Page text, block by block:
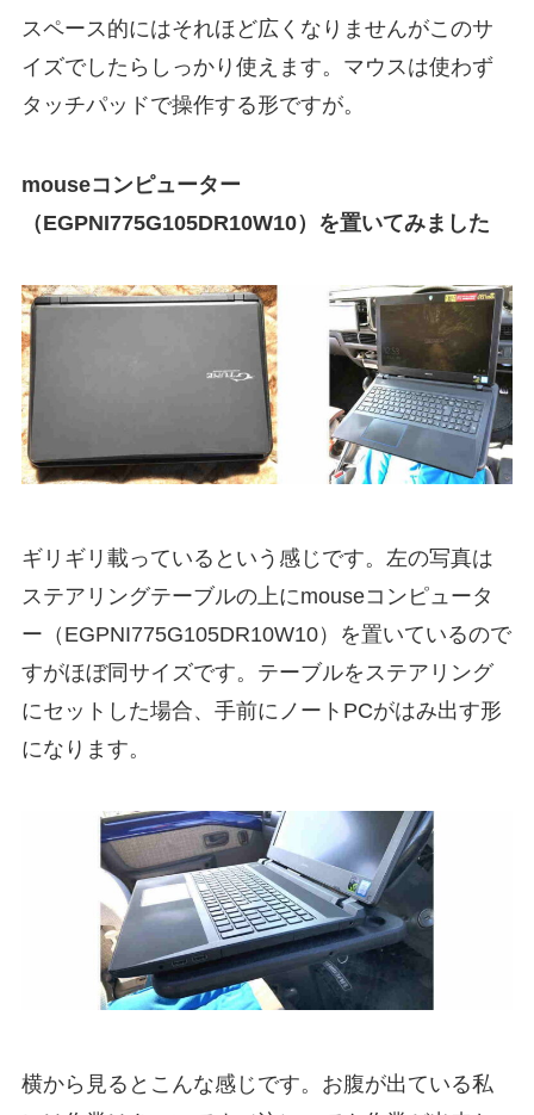
スペース的にはそれほど広くなりませんがこのサ
イズでしたらしっかり使えます。マウスは使わず
タッチパッドで操作する形ですが。
mouseコンピューター
（EGPNI775G105DR10W10）を置いてみました
ギリギリ載っているという感じです。左の写真は
ステアリングテーブルの上にmouseコンピュータ
ー（EGPNI775G105DR10W10）を置いているので
すがほぼ同サイズです。テーブルをステアリング
にセットした場合、手前にノートPCがはみ出す形
になります。
横から見るとこんな感じです。お腹が出ている私